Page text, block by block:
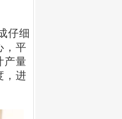
仔细
，平
产量
，进